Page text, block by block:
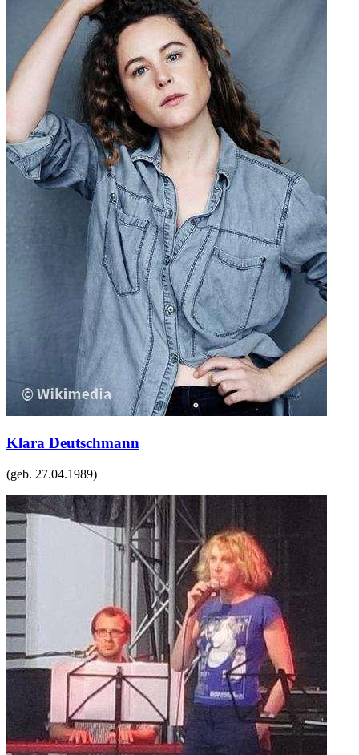
Klara Deutschmann
(geb. 27.04.1989)